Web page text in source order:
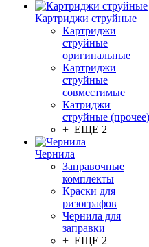
Картриджи струйные
Картриджи
струйные
оригинальные
Картриджи
струйные
совместимые
Катриджи
струйные (прочее)
+ ЕЩЕ 2
Чернила
Заправочные
комплекты
Краски для
ризографов
Чернила для
заправки
+ ЕЩЕ 2